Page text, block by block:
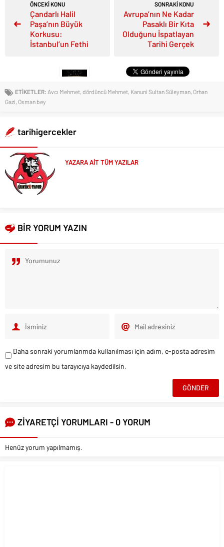
ÖNCEKİ KONU
Çandarlı Halil
Paşa’nın Büyük
Korkusu:
İstanbul’un Fethi
SONRAKİ KONU
Avrupa’nın Ne Kadar
Pasaklı Bir Kıta
Olduğunu İspatlayan
Tarihi Gerçek
ETİKETLER: Avcı Mehmet, dördüncü Mehmet, Kanuni Sultan Süleyman, Orhan
Gazi, Osman bey
tarihigercekler
YAZARA AİT TÜM YAZILAR
BİR YORUM YAZIN
Daha sonraki yorumlarımda kullanılması için adım, e-posta adresim
ve site adresim bu tarayıcıya kaydedilsin.
ZİYARETÇİ YORUMLARI - 0 YORUM
Henüz yorum yapılmamış.